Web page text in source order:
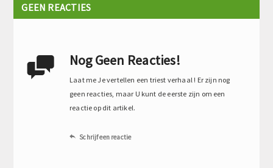
GEEN REACTIES
 Nog Geen Reacties!
Laat me Je vertellen een triest verhaal ! Er zijn nog
geen reacties, maar U kunt de eerste zijn om een
reactie op dit artikel.
 Schrijf een reactie